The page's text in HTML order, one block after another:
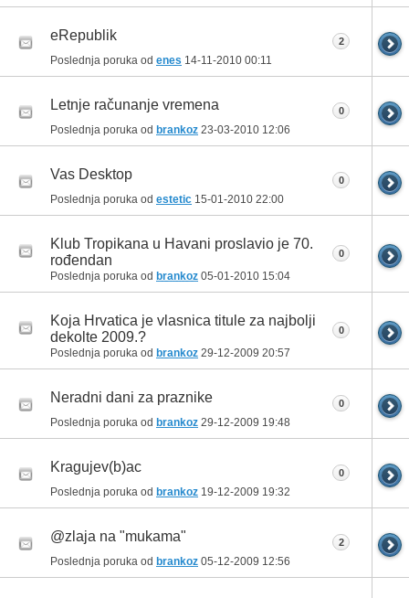
eRepublik
Poslednja poruka od enes 14-11-2010 00:11
2
Letnje računanje vremena
Poslednja poruka od brankoz 23-03-2010 12:06
0
Vas Desktop
Poslednja poruka od estetic 15-01-2010 22:00
0
Klub Tropikana u Havani proslavio je 70.
rođendan
Poslednja poruka od brankoz 05-01-2010 15:04
0
Koja Hrvatica je vlasnica titule za najbolji
dekolte 2009.?
Poslednja poruka od brankoz 29-12-2009 20:57
0
Neradni dani za praznike
Poslednja poruka od brankoz 29-12-2009 19:48
0
Kragujev(b)ac
Poslednja poruka od brankoz 19-12-2009 19:32
0
@zlaja na "mukama"
Poslednja poruka od brankoz 05-12-2009 12:56
2